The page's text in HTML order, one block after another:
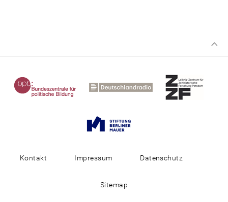
Kontakt Impressum Datenschutz
Sitemap